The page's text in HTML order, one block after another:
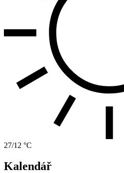
27/12 °C
Kalendář